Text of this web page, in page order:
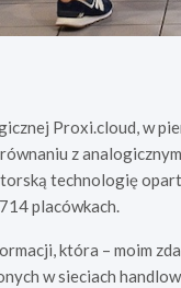
Proxi.cloud, w
z
technologię
placówkach.
która – moim
w sieciach